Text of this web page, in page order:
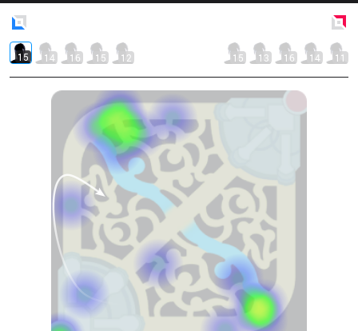
15 14 16 15 12 15 13 16 14 11